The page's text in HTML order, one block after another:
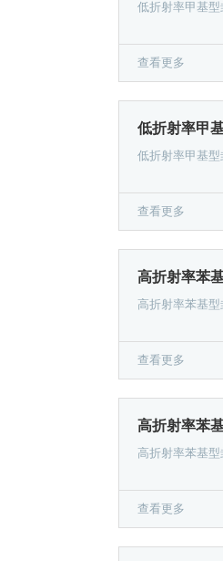
低折射率甲基型
查看更多
低折射率甲
低折射率甲基型
查看更多
高折射率苯
高折射率苯基型
查看更多
高折射率苯
高折射率苯基型
查看更多